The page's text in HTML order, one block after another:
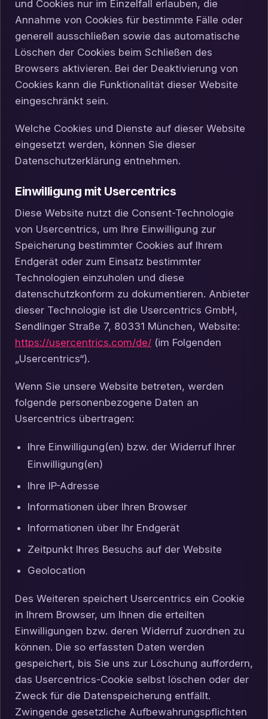
und Cookies nur im Einzelfall erlauben, die
Annahme von Cookies für bestimmte Fälle oder
generell ausschließen sowie das automatische
Löschen der Cookies beim Schließen des
Browsers aktivieren. Bei der Deaktivierung von
Cookies kann die Funktionalität dieser Website
eingeschränkt sein.
Welche Cookies und Dienste auf dieser Website
eingesetzt werden, können Sie dieser
Datenschutzerklärung entnehmen.
Einwilligung mit Usercentrics
Diese Website nutzt die Consent-Technologie
von Usercentrics, um Ihre Einwilligung zur
Speicherung bestimmter Cookies auf Ihrem
Endgerät oder zum Einsatz bestimmter
Technologien einzuholen und diese
datenschutzkonform zu dokumentieren. Anbieter
dieser Technologie ist die Usercentrics GmbH,
Sendlinger Straße 7, 80331 München, Website:
https://usercentrics.com/de/ (im Folgenden
„Usercentrics“).
Wenn Sie unsere Website betreten, werden
folgende personenbezogene Daten an
Usercentrics übertragen:
Ihre Einwilligung(en) bzw. der Widerruf Ihrer
Einwilligung(en)
Ihre IP-Adresse
Informationen über Ihren Browser
Informationen über Ihr Endgerät
Zeitpunkt Ihres Besuchs auf der Website
Geolocation
Des Weiteren speichert Usercentrics ein Cookie
in Ihrem Browser, um Ihnen die erteilten
Einwilligungen bzw. deren Widerruf zuordnen zu
können. Die so erfassten Daten werden
gespeichert, bis Sie uns zur Löschung auffordern,
das Usercentrics-Cookie selbst löschen oder der
Zweck für die Datenspeicherung entfällt.
Zwingende gesetzliche Aufbewahrungspflichten